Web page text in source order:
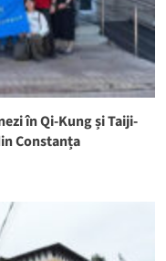
în Qi-Kung și Taiji-
Constanța